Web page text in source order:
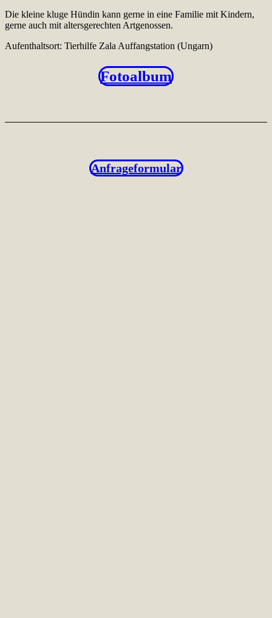
Die kleine kluge Hündin kann gerne in eine Familie mit Kindern,
gerne auch mit altersgerechten Artgenossen.
Aufenthaltsort: Tierhilfe Zala Auffangstation (Ungarn)
Fotoalbum
Anfrageformular